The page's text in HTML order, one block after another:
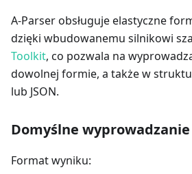
A-Parser obsługuje elastyczne
dzięki wbudowanemu silnikowi
Toolkit, co pozwala na
dowolnej formie, a także w
lub JSON.
Domyślne wyprowadzanie
Format wyniku: